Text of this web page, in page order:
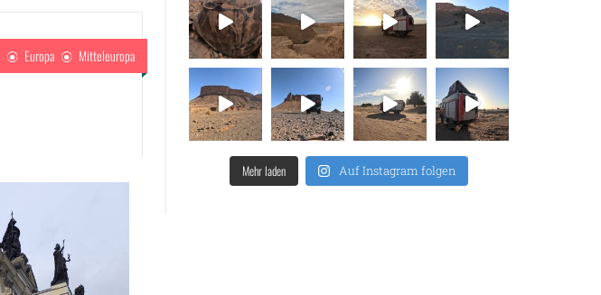
Europa Mitteleuropa
Mehr laden Auf Instagram folgen